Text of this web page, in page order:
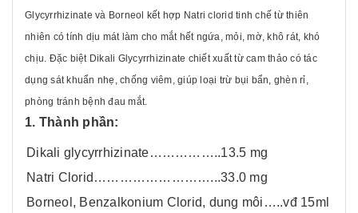
Glycyrrhizinate và Borneol kết hợp Natri clorid tinh chế từ thiên
nhiên có tính dịu mát làm cho mắt hết ngứa, mỏi, mờ, khô rát, khó
chịu. Đặc biệt Dikali Glycyrrhizinate chiết xuất từ cam thảo có tác
dụng sát khuẩn nhẹ, chống viêm, giúp loại trừ bụi bẩn, ghèn rỉ,
phòng tránh bệnh đau mắt.
1. Thành phần:
Dikali glycyrrhizinate……………..13.5 mg
Natri Clorid………………………...33.0 mg
Borneol, Benzalkonium Clorid, dung môi…..vđ 15ml